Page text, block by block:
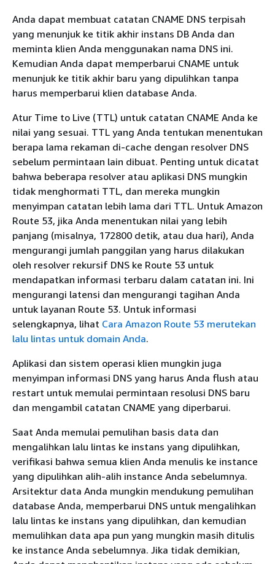
Anda dapat membuat catatan CNAME DNS terpisah
yang menunjuk ke titik akhir instans DB Anda dan
meminta klien Anda menggunakan nama DNS ini.
Kemudian Anda dapat memperbarui CNAME untuk
menunjuk ke titik akhir baru yang dipulihkan tanpa
harus memperbarui klien database Anda.
Atur Time to Live (TTL) untuk catatan CNAME Anda ke
nilai yang sesuai. TTL yang Anda tentukan menentukan
berapa lama rekaman di-cache dengan resolver DNS
sebelum permintaan lain dibuat. Penting untuk dicatat
bahwa beberapa resolver atau aplikasi DNS mungkin
tidak menghormati TTL, dan mereka mungkin
menyimpan catatan lebih lama dari TTL. Untuk Amazon
Route 53, jika Anda menentukan nilai yang lebih
panjang (misalnya, 172800 detik, atau dua hari), Anda
mengurangi jumlah panggilan yang harus dilakukan
oleh resolver rekursif DNS ke Route 53 untuk
mendapatkan informasi terbaru dalam catatan ini. Ini
mengurangi latensi dan mengurangi tagihan Anda
untuk layanan Route 53. Untuk informasi
selengkapnya, lihat Cara Amazon Route 53 merutekan
lalu lintas untuk domain Anda.
Aplikasi dan sistem operasi klien mungkin juga
menyimpan informasi DNS yang harus Anda flush atau
restart untuk memulai permintaan resolusi DNS baru
dan mengambil catatan CNAME yang diperbarui.
Saat Anda memulai pemulihan basis data dan
mengalihkan lalu lintas ke instans yang dipulihkan,
verifikasi bahwa semua klien Anda menulis ke instance
yang dipulihkan alih-alih instance Anda sebelumnya.
Arsitektur data Anda mungkin mendukung pemulihan
database Anda, memperbarui DNS untuk mengalihkan
lalu lintas ke instans yang dipulihkan, dan kemudian
memulihkan data apa pun yang mungkin masih ditulis
ke instance Anda sebelumnya. Jika tidak demikian,